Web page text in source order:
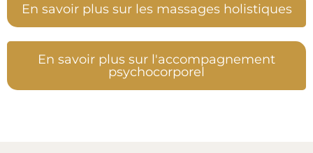
En savoir plus sur les massages holistiques
En savoir plus sur l'accompagnement
psychocorporel